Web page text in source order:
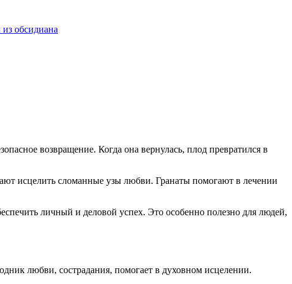
обсидиана
возвращение. Когда она вернулась, плод превратился в
исцелить сломанные узы любви. Гранаты помогают в лечении
личный и деловой успех. Это особенно полезно для людей,
любви, сострадания, помогает в духовном исцелении.